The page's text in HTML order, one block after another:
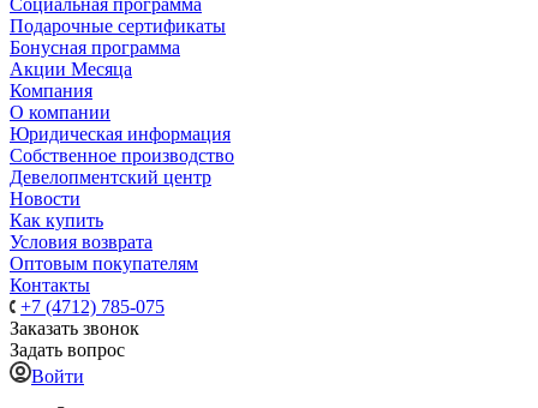
Социальная программа
Подарочные сертификаты
Бонусная программа
Акции Месяца
Компания
О компании
Юридическая информация
Собственное производство
Девелопментский центр
Новости
Как купить
Условия возврата
Оптовым покупателям
Контакты
+7 (4712) 785-075
Заказать звонок
Задать вопрос
Войти